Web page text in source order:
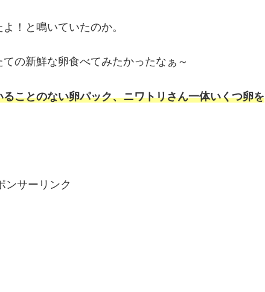
！と鳴いていたのか。
の新鮮な卵食べてみたかったなぁ～
ことのない卵パック、ニワトリさん一体いくつ卵を
ンサーリンク